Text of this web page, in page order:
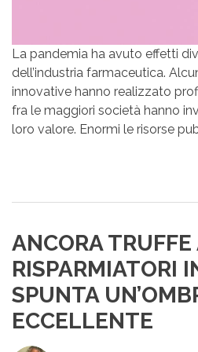
La pandemia ha avuto effetti
dell’industria farmaceutica.
innovative hanno realizzato
fra le maggiori società hanno
loro valore. Enormi le risorse
ANCORA
RISPARMIATORI
SPUNTA
ECCELLENTE